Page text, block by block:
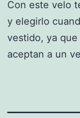
Con este velo
y elegirlo
vestido, ya
aceptan a un